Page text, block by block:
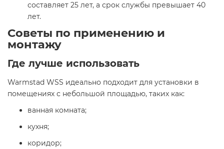
составляет 25 лет, а срок службы превышает 40
лет.​
Советы по применению и
монтажу
Где лучше использовать
Warmstad WSS идеально подходит для установки в
помещениях с небольшой площадью, таких как:​
ванная комната;​
кухня;​
коридор;​